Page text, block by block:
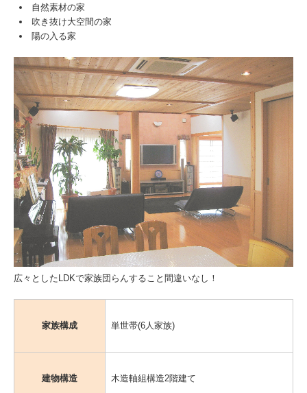
自然素材の家
吹き抜け大空間の家
陽の入る家
広々としたLDKで家族団らんすること間違いなし！
家族構成 単世帯(6人家族)
建物構造 木造軸組構造2階建て